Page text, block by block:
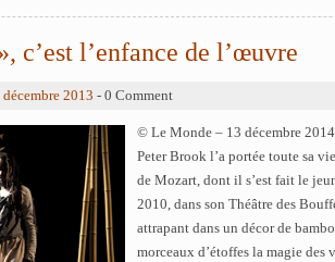
c’est l’enfance de l’œuvre
décembre 2013 - 0 Comment
© Le Monde – 13 décembre 2014
Peter Brook l’a portée toute sa
de Mozart, dont il s’est fait le
2010, dans son Théâtre des
attrapant dans un décor de
morceaux d’étoffes la magie des